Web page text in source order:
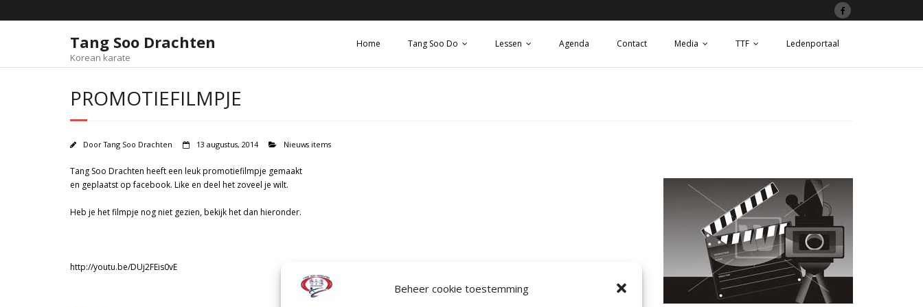
Beheer cookie toestemming
Tang Soo Drachten
Korean karate
Home Tang Soo Do Lessen Agenda Contact Media TTF Ledenportaal
PROMOTIEFILMPJE
DoorTang Soo Drachten 13 augustus, 2014 Nieuws items
Tang Soo Drachten heeft een leuk promotiefilmpje gemaakt
en geplaatst op facebook. Like en deel het zoveel je wilt.
Heb je het filmpje nog niet gezien, bekijk het dan hieronder.
http://youtu.be/DUj2FEis0vE